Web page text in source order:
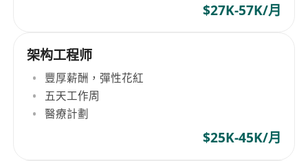
$27K-57K/月
架构工程师
豐厚薪酬，彈性花紅
五天工作周
醫療計劃
$25K-45K/月